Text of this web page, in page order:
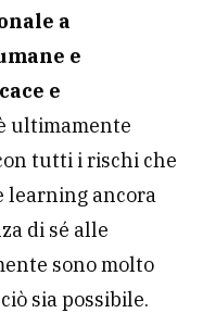
a
e
e
ultimamente
tutti i rischi che
learning ancora
di sé alle
sono molto
sia possibile.